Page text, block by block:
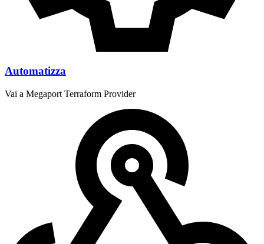
Automatizza
Vai a Megaport Terraform Provider